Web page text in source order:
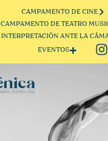
CAMPAMENTO DE CINE
CAMPAMENTO DE TEATRO
INTERPRETACIÓN ANTE LA
EVENTOS